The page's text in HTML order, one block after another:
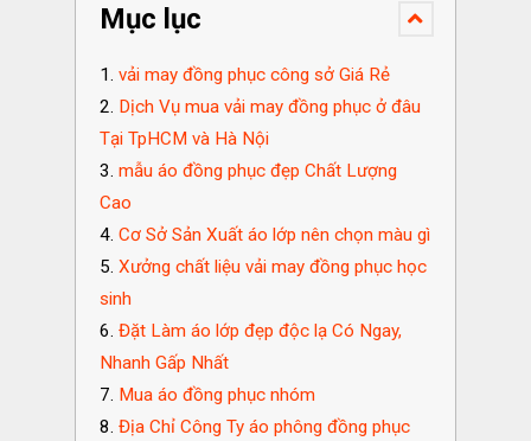
Mục lục
vải may đồng phục công sở Giá Rẻ
Dịch Vụ mua vải may đồng phục ở đâu
Tại TpHCM và Hà Nội
mẫu áo đồng phục đẹp Chất Lượng
Cao
Cơ Sở Sản Xuất áo lớp nên chọn màu gì
Xưởng chất liệu vải may đồng phục học
sinh
Đặt Làm áo lớp đẹp độc lạ Có Ngay,
Nhanh Gấp Nhất
Mua áo đồng phục nhóm
Địa Chỉ Công Ty áo phông đồng phục